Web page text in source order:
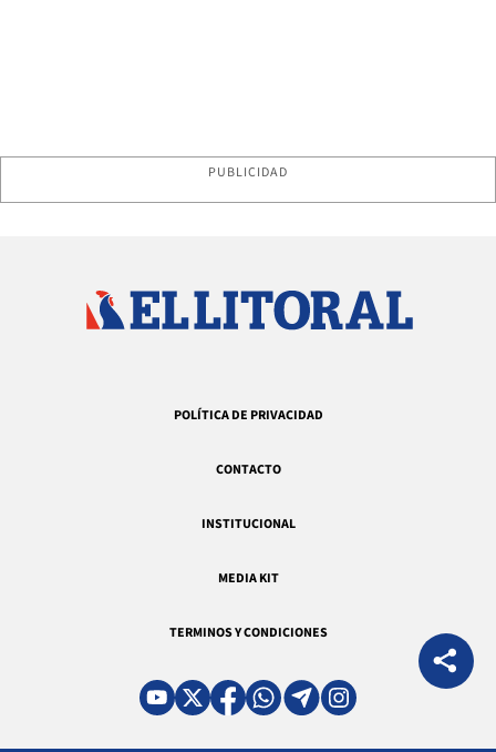
PUBLICIDAD
POLÍTICA DE PRIVACIDAD
CONTACTO
INSTITUCIONAL
MEDIA KIT
TERMINOS Y CONDICIONES